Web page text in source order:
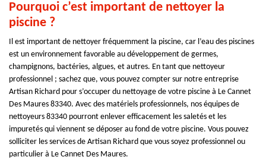
Pourquoi c’est important de nettoyer la
piscine ?
Il est important de nettoyer fréquemment la piscine, car l’eau des piscines
est un environnement favorable au développement de germes,
champignons, bactéries, algues, et autres. En tant que nettoyeur
professionnel ; sachez que, vous pouvez compter sur notre entreprise
Artisan Richard pour s’occuper du nettoyage de votre piscine à Le Cannet
Des Maures 83340. Avec des matériels professionnels, nos équipes de
nettoyeurs 83340 pourront enlever efficacement les saletés et les
impuretés qui viennent se déposer au fond de votre piscine. Vous pouvez
solliciter les services de Artisan Richard que vous soyez professionnel ou
particulier à Le Cannet Des Maures.